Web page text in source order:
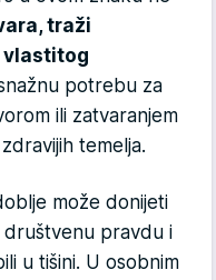
traži
vlastitog
potrebu za
ili zatvaranjem
temelja.
može donijeti
pravdu i
u tišini. U osobnim